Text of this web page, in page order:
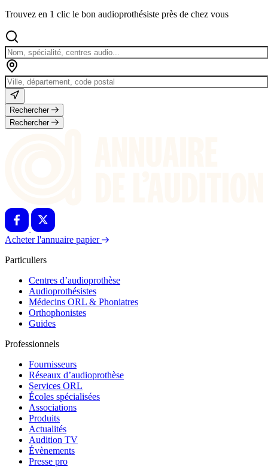
Trouvez en 1 clic le bon audioprothésiste près de chez vous
Rechercher
Rechercher
Acheter l'annuaire papier
Particuliers
Centres d’audioprothèse
Audioprothésistes
Médecins ORL & Phoniatres
Orthophonistes
Guides
Professionnels
Fournisseurs
Réseaux d’audioprothèse
Services ORL
Écoles spécialisées
Associations
Produits
Actualités
Audition TV
Évènements
Presse pro